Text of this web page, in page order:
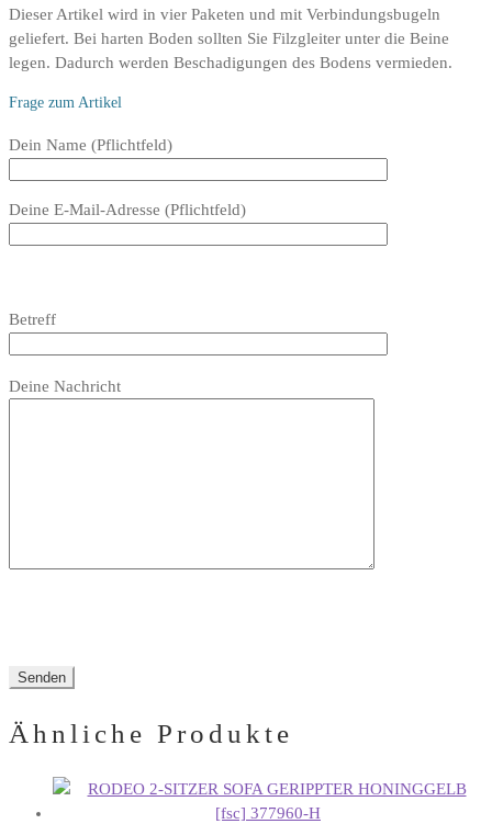
Dieser Artikel wird in vier Paketen und mit Verbindungsbugeln
geliefert. Bei harten Boden sollten Sie Filzgleiter unter die Beine
legen. Dadurch werden Beschadigungen des Bodens vermieden.
Frage zum Artikel
Bitte
Feld
Dein Name (Pflichtfeld)
Deine E-Mail-Adresse (Pflichtfeld)
dieses
lasse
leer.
Betreff
lasse
Deine Nachricht
Ähnliche Produkte